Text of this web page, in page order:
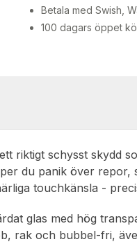
Betala med Swish,
100 dagars öppet
ett riktigt schysst skydd
du panik över
touchkänsla -
glas med hög
rak och bubbel-fri,